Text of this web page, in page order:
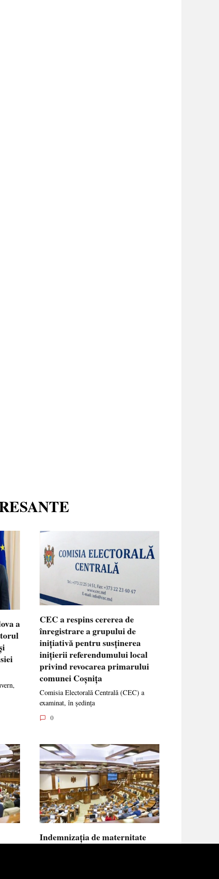
a
CEC a respins cererea de
înregistrare a grupului de
inițiativă pentru susținerea
inițierii referendumului local
privind revocarea primarului
comunei Coșnița
Comisia Electorală Centrală (CEC) a
examinat, în ședința
0
Indemnizația de maternitate